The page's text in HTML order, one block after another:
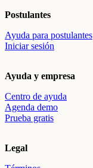
Postulantes
Ayuda para postulantes
Iniciar sesión
Ayuda y empresa
Centro de ayuda
Agenda demo
Prueba gratis
Legal